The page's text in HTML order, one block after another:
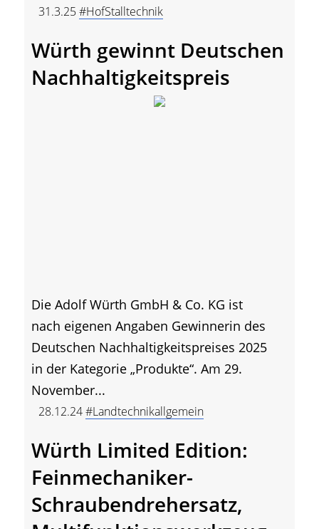
31.3.25#HofStalltechnik
Würth gewinnt Deutschen
Nachhaltigkeitspreis
Die Adolf Würth GmbH & Co. KG ist
nach eigenen Angaben Gewinnerin des
Deutschen Nachhaltigkeitspreises 2025
in der Kategorie „Produkte“. Am 29.
November...
28.12.24#Landtechnikallgemein
Würth Limited Edition:
Feinmechaniker-
Schraubendrehersatz,